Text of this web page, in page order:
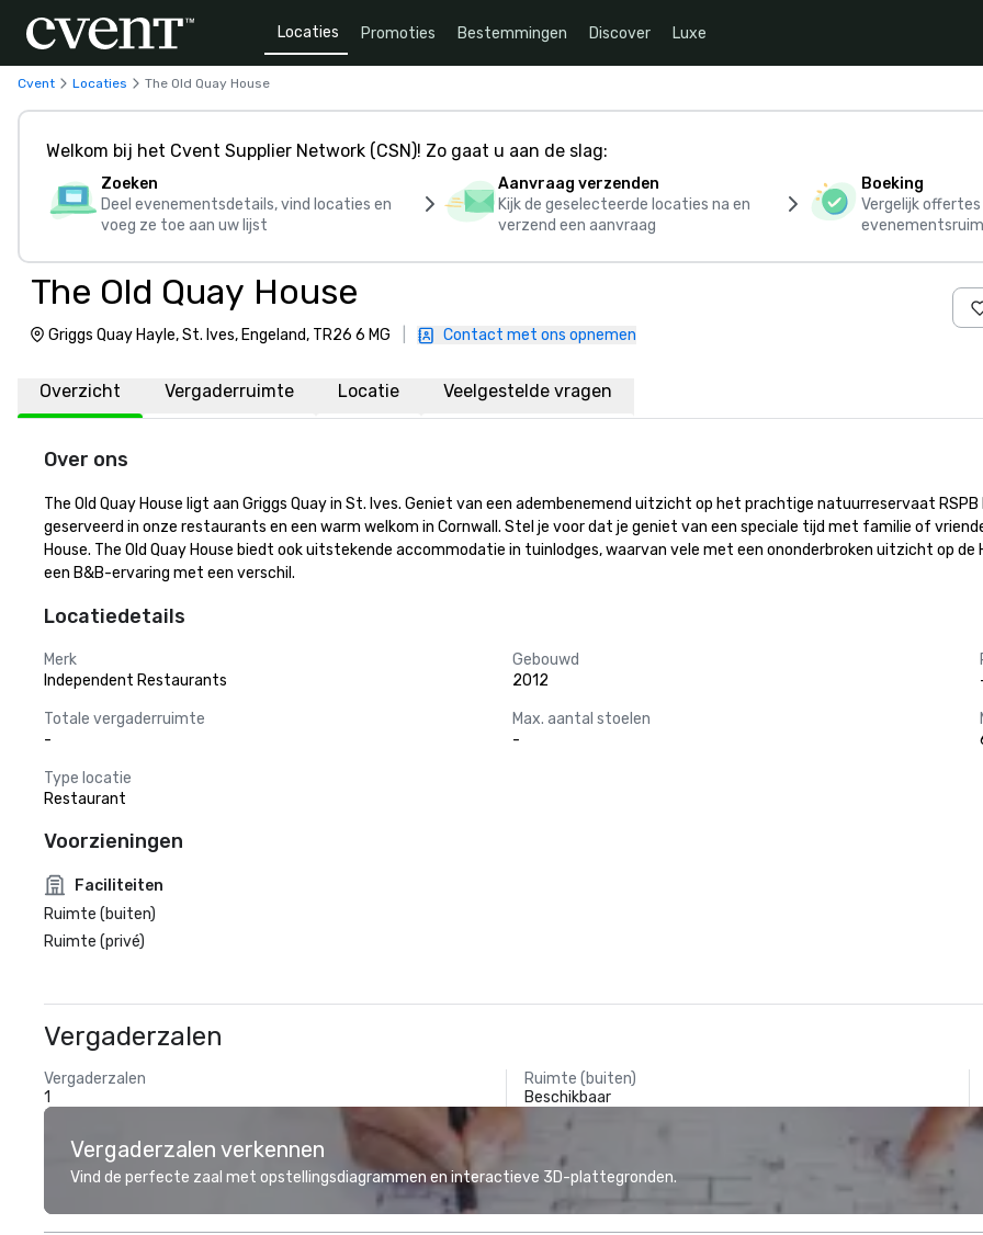
Locaties Promoties Bestemmingen Discover Luxe
Cvent Locaties The Old Quay House
Welkom bij het Cvent Supplier Network (CSN)! Zo gaat u aan de slag:
Zoeken
Deel evenementsdetails, vind locaties en
voeg ze toe aan uw lijst
Aanvraag verzenden
Kijk de geselecteerde locaties na en
verzend een aanvraag
Boeking
Vergelijk offertes
The Old Quay House
Griggs Quay Hayle, St. Ives, Engeland, TR26 6 MG Contact met ons opnemen
Overzicht Vergaderruimte Locatie Veelgestelde vragen
Over ons
The Old Quay House ligt aan Griggs Quay in St. Ives. Geniet van een adembenemend uitzicht op het prachtige natuurreservaat
geserveerd in onze restaurants en een warm welkom in Cornwall. Stel je voor dat je geniet van een speciale tijd met familie of
House. The Old Quay House biedt ook uitstekende accommodatie in tuinlodges, waarvan vele met een ononderbroken uitzicht op
een B&B-ervaring met een verschil.
Locatiedetails
Merk
Independent Restaurants
Gebouwd
2012
Totale vergaderruimte
-
Max. aantal stoelen
-
Type locatie
Restaurant
Voorzieningen
Faciliteiten
Ruimte (buiten)
Ruimte (privé)
Vergaderzalen
Vergaderzalen
1
Ruimte (buiten)
Beschikbaar
Vergaderzalen verkennen
Vind de perfecte zaal met opstellingsdiagrammen en interactieve 3D-plattegronden.